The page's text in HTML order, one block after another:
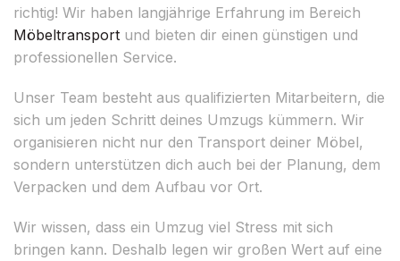
richtig! Wir haben langjährige Erfahrung im Bereich
Möbeltransport und bieten dir einen günstigen und
professionellen Service.
Unser Team besteht aus qualifizierten Mitarbeitern, die
sich um jeden Schritt deines Umzugs kümmern. Wir
organisieren nicht nur den Transport deiner Möbel,
sondern unterstützen dich auch bei der Planung, dem
Verpacken und dem Aufbau vor Ort.
Wir wissen, dass ein Umzug viel Stress mit sich
bringen kann. Deshalb legen wir großen Wert auf eine